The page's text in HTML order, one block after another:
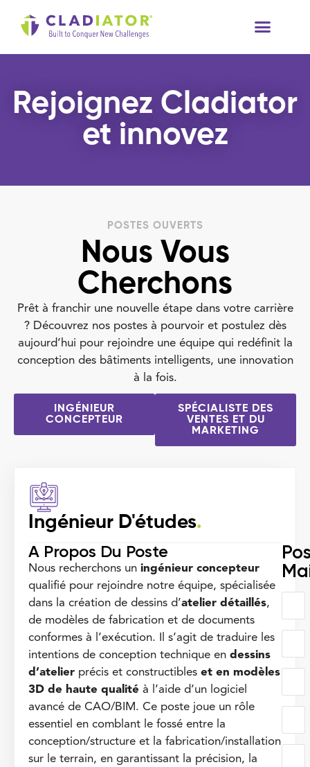
Rejoignez Cladiator
et innovez
POSTES OUVERTS
Nous Vous
Cherchons
Prêt à franchir une nouvelle étape dans votre carrière
? Découvrez nos postes à pourvoir et postulez dès
aujourd’hui pour rejoindre une équipe qui redéfinit la
conception des bâtiments intelligents, une innovation
à la fois.
INGÉNIEUR
CONCEPTEUR
SPÉCIALISTE DES
VENTES ET DU
MARKETING
Ingénieur D'études.
A Propos Du Poste
Nous recherchons un ingénieur concepteur
qualifié pour rejoindre notre équipe, spécialisée
dans la création de dessins d’atelier détaillés,
de modèles de fabrication et de documents
conformes à l’exécution. Il s’agit de traduire les
intentions de conception technique en dessins
d’atelier précis et constructibles et en modèles
3D de haute qualité à l’aide d’un logiciel
avancé de CAO/BIM. Ce poste joue un rôle
essentiel en comblant le fossé entre la
conception/structure et la fabrication/installation
sur le terrain, en garantissant la précision, la